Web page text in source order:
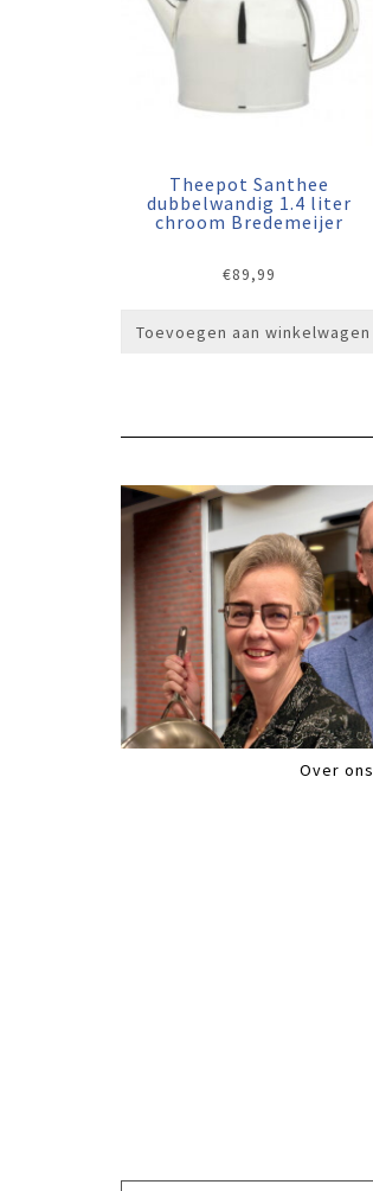
Theepot Santhee
dubbelwandig 1.4 liter
chroom Bredemeijer
€89,99
Toevoegen aan winkelwagen
Over ons